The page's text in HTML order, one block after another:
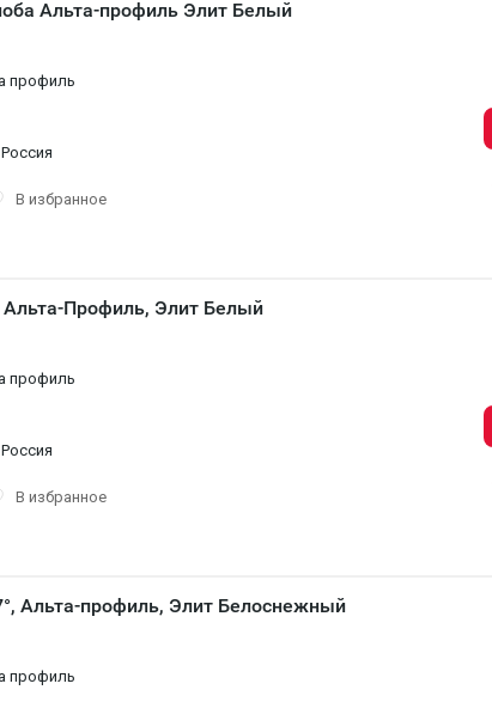
Альта-профиль Элит Белый
профиль
Россия
В избранное
Альта-Профиль, Элит Белый
профиль
Россия
В избранное
Альта-профиль, Элит Белоснежный
профиль